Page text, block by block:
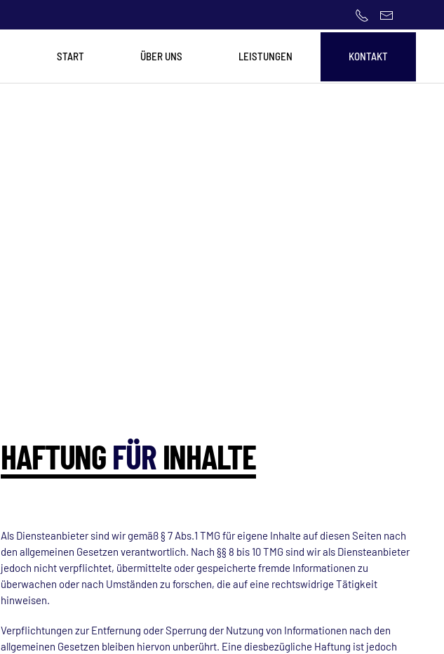
START
ÜBER UNS LEISTUNGEN KONTAKT
HAFTUNGFÜRINHALTE
Als Diensteanbieter sind wir gemäß § 7 Abs.1 TMG für eigene Inhalte auf diesen Seiten nach
den allgemeinen Gesetzen verantwortlich. Nach §§ 8 bis 10 TMG sind wir als Diensteanbieter
jedoch nicht verpflichtet, übermittelte oder gespeicherte fremde Informationen zu
überwachen oder nach Umständen zu forschen, die auf eine rechtswidrige Tätigkeit
hinweisen.
Verpflichtungen zur Entfernung oder Sperrung der Nutzung von Informationen nach den
allgemeinen Gesetzen bleiben hiervon unberührt. Eine diesbezügliche Haftung ist jedoch